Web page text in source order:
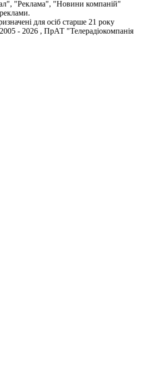
"Реклама", "Новини компаній"
для осіб старше 21 року
- 2026 , ПрАТ "Телерадіокомпанія